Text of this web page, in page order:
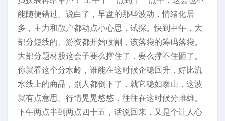
能随便错过。说白了，早盘的那些波动，情绪化居
多，主力和散户都动点小心思，试探。快到中午，大
部分短线的、游资都开始收割，该落袋的筹码落袋。
大部分题材股这会子要么撑住了，要么撑不住砸了。
你就看这个分水岭，谁能在这时候企稳回升，好比流
水线上的商品，别人都倒下了，就它稳如泰山，这波
就有点意思。行情晃晃悠悠，往往在这时候分雌雄。
下午两点半到两点四十五，话说回来，又是个让人心